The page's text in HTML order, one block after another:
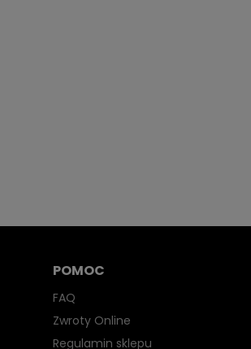
POMOC
FAQ
Zwroty Online
Regulamin sklepu